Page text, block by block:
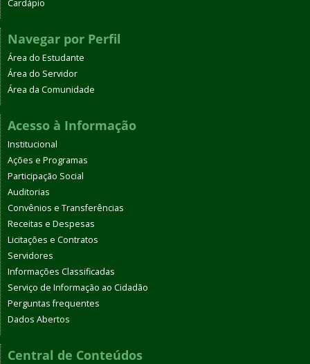
Cardápio
Navegar por Perfil
Área do Estudante
Área do Servidor
Área da Comunidade
Acesso à Informação
Institucional
Ações e Programas
Participação Social
Auditorias
Convênios e Transferências
Receitas e Despesas
Licitações e Contratos
Servidores
Informações Classificadas
Serviço de Informação ao Cidadão
Perguntas frequentes
Dados Abertos
Central de Conteúdos